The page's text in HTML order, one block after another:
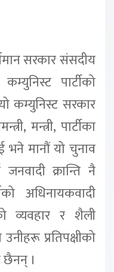
सरकार संसदीय
पार्टीको
कम्युनिस्ट सरकार
मन्त्री, पार्टीका
भने मानौं यो चुनाव
क्रान्ति नै
अधिनायकवादी
व्यवहार र शैली
प्रतिपक्षीको
छैनन् ।